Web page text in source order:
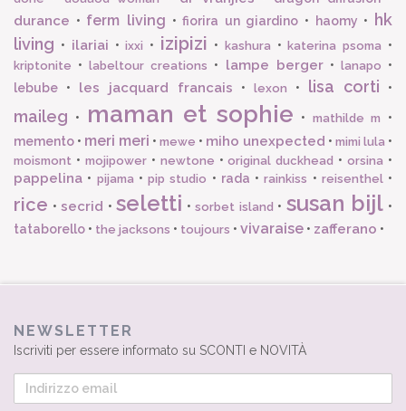
durance • ferm living •fiorira un giardino • haomy •
hk
living • ilariai •ixxi • izipizi • kashura •katerina psoma •
kriptonite •labeltour creations • lampe berger• lanapo •
lebube • les jacquard francais • lexon • lisa corti •
maileg • maman et sophie • mathilde m
•
memento • meri meri • mewe • miho unexpected • mimi lula •
moismont • mojipower• newtone •original duckhead •orsina •
pappelina • pijama • pip studio • rada •rainkiss • reisenthel•
rice •secrid •seletti •sorbet island • susan bijl •
tataborello • the jacksons • toujours • vivaraise • zafferano •
NEWSLETTER
Iscriviti per essere informato su SCONTI e NOVITÀ